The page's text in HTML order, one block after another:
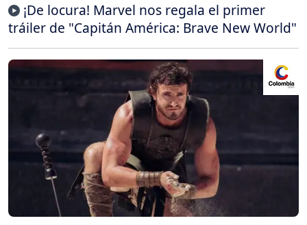
¡De locura! Marvel nos regala el primer
tráiler de "Capitán América: Brave New World"